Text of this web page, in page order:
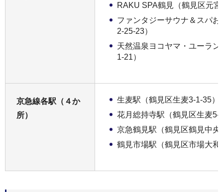
RAKU SPA鶴見（鶴見区元
ファンタジーサウナ＆スパ
2-25-23）
天然温泉ヨコヤマ・ユーラ
1-21）
京急線各駅（４か
所）
生麦駅（鶴見区生麦3-1-35）
花月総持寺駅（鶴見区生麦5-
京急鶴見駅（鶴見区鶴見中央
鶴見市場駅（鶴見区市場大和